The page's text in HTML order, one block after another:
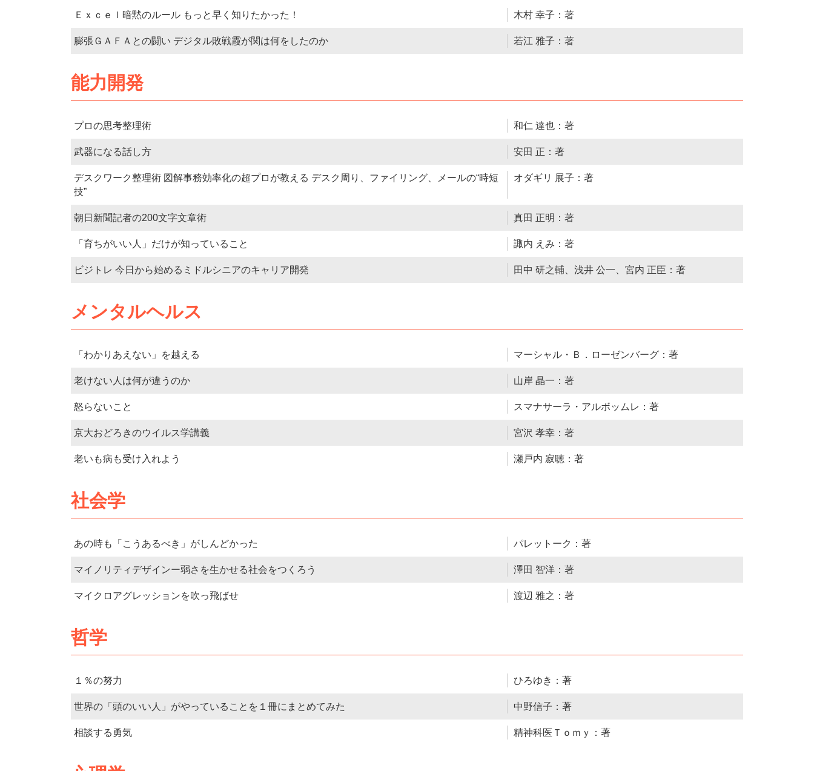
Ｅｘｃｅｌ暗黙のルール もっと早く知りたかった！ 木村 幸子：著
膨張ＧＡＦＡとの闘い デジタル敗戦霞が関は何をしたのか 若江 雅子：著
能力開発
プロの思考整理術 和仁 達也：著
武器になる話し方 安田 正：著
デスクワーク整理術 図解事務効率化の超プロが教える デスク周り、ファイリング、メールの“時短
技”
オダギリ 展子：著
朝日新聞記者の200文字文章術 真田 正明：著
「育ちがいい人」だけが知っていること 諏内 えみ：著
ビジトレ 今日から始めるミドルシニアのキャリア開発 田中 研之輔、浅井 公一、宮内 正臣：著
メンタルヘルス
「わかりあえない」を越える マーシャル・Ｂ．ローゼンバーグ：著
老けない人は何が違うのか 山岸 晶一：著
怒らないこと スマナサーラ・アルボッムレ：著
京大おどろきのウイルス学講義 宮沢 孝幸：著
老いも病も受け入れよう 瀬戸内 寂聴：著
社会学
あの時も「こうあるべき」がしんどかった パレットーク：著
マイノリティデザインー弱さを生かせる社会をつくろう 澤田 智洋：著
マイクロアグレッションを吹っ飛ばせ 渡辺 雅之：著
哲学
１％の努力 ひろゆき：著
世界の「頭のいい人」がやっていることを１冊にまとめてみた 中野信子：著
相談する勇気 精神科医Ｔｏｍｙ：著